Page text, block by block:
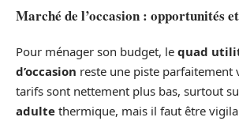
Marché de l’occasion : opportunités
Pour ménager son budget, le quad
d’occasion reste une piste parfaitement
tarifs sont nettement plus bas, surtout
adulte thermique, mais il faut être